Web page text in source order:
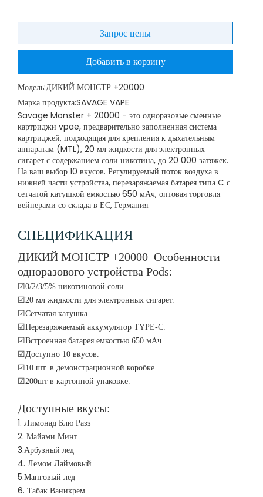
Запрос цены
Добавить в корзину
Модель:ДИКИЙ МОНСТР +20000
Марка продукта:SAVAGE VAPE
Savage Monster + 20000 - это одноразовые сменные
картриджи vpae, предварительно заполненная система
картриджей, подходящая для крепления к дыхательным
аппаратам (MTL), 20 мл жидкости для электронных
сигарет с содержанием соли никотина, до 20 000 затяжек.
На ваш выбор 10 вкусов. Регулируемый поток воздуха в
нижней части устройства, перезаряжаемая батарея типа C с
сетчатой ​​катушкой емкостью 650 мАч, оптовая торговля
вейперами со склада в ЕС, Германия.
СПЕЦИФИКАЦИЯ
ДИКИЙ МОНСТР +20000 Особенности
одноразового устройства Pods:
☑0/2/3/5% никотиновой соли.
☑20 мл жидкости для электронных сигарет.
☑Сетчатая катушка
☑Перезаряжаемый аккумулятор TYPE-C.
☑Встроенная батарея емкостью 650 мАч.
☑Доступно 10 вкусов.
☑10 шт. в демонстрационной коробке.
☑200шт в картонной упаковке.
Доступные вкусы:
1. Лимонад Блю Разз
2. Майами Минт
3.Арбузный лед
4. Лемом Лаймовый
5.Манговый лед
6. Табак Ваникрем